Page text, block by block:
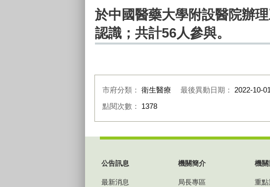
於中國醫藥大學附設醫院辦
認識；共計56人參與。
市府分類： 衛生醫療 最後異動日期： 2022-10-01
點閱次數： 1378
公告訊息
最新消息
機關簡介
局長專區
機關
重點